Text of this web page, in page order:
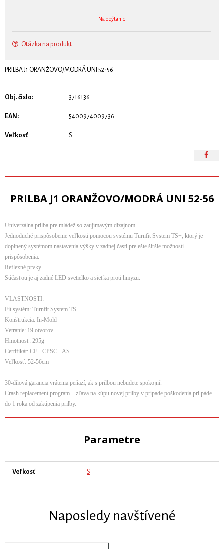
Na opýtanie
Otázka na produkt
PRILBA J1 ORANŽOVO/MODRÁ UNI 52-56
Obj. čislo: 3716136
EAN: 5400974009736
Veľkosť S
PRILBA J1 ORANŽOVO/MODRÁ UNI 52-56
Univerzálna prilba pre mládež so zaujímavým dizajnom.
Jednoduché prispôsobenie veľkosti pomocou systému Turnfit System TS+, ktorý je
doplnený systémom nastavenia výšky v zadnej časti pre ešte širšie možnosti
prispôsobenia.
Reflexné prvky.
Súčasťou je aj zadné LED svetielko a sieťka proti hmyzu.
VLASTNOSTI:
Fit systém: Turnfit System TS+
Konštrukcia: In-Mold
Vetranie: 19 otvorov
Hmotnosť: 295g
Certifikát: CE - CPSC - AS
Veľkosť: 52-56cm
30-dňová garancia vrátenia peňazí, ak s prilbou nebudete spokojní.
Crash replacement program – zľava na kúpu novej prilby v prípade poškodenia pri páde
do 1 roka od zakúpenia prilby.
Parametre
Veľkosť S
Naposledy navštívené